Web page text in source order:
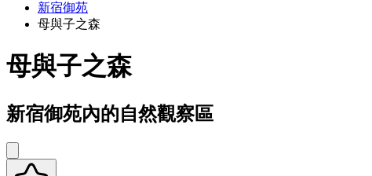
新宿御苑
母與子之森
母與子之森
新宿御苑內的自然觀察區